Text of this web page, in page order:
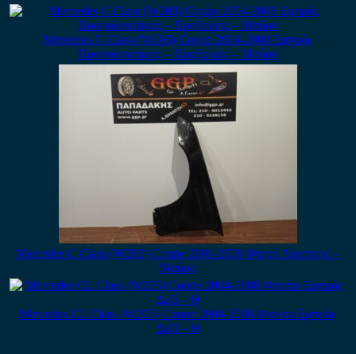
Mercedes C Class (W203) Coupe 2004-2008 Εμπρός
Προφυλακτήρας – Προβολείς – Μαύρο
Mercedes C Class (W203) Coupe 2001-2008 Φτερό Αριστερό –
Μαύρο
Mercedes CL Class (W203) Coupe 2004-2008 Φανάρι Εμπρός
Δεξί – Θ